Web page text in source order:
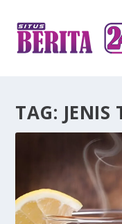
TAG: JENIS